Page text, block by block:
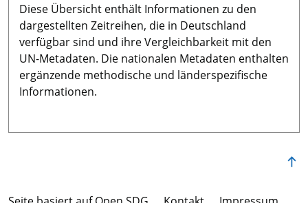
Diese Übersicht enthält Informationen zu den
dargestellten Zeitreihen, die in Deutschland
verfügbar sind und ihre Vergleichbarkeit mit den
UN-Metadaten. Die nationalen Metadaten enthalten
ergänzende methodische und länderspezifische
Informationen.